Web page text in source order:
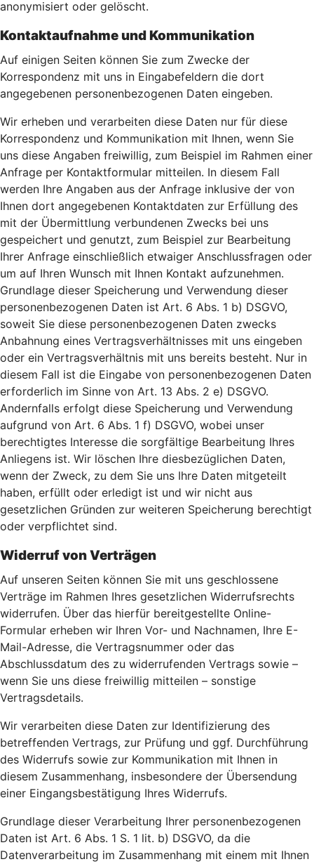
anonymisiert oder gelöscht.
Kontaktaufnahme und Kommunikation
Auf einigen Seiten können Sie zum Zwecke der
Korrespondenz mit uns in Eingabefeldern die dort
angegebenen personenbezogenen Daten eingeben.
Wir erheben und verarbeiten diese Daten nur für diese
Korrespondenz und Kommunikation mit Ihnen, wenn Sie
uns diese Angaben freiwillig, zum Beispiel im Rahmen einer
Anfrage per Kontaktformular mitteilen. In diesem Fall
werden Ihre Angaben aus der Anfrage inklusive der von
Ihnen dort angegebenen Kontaktdaten zur Erfüllung des
mit der Übermittlung verbundenen Zwecks bei uns
gespeichert und genutzt, zum Beispiel zur Bearbeitung
Ihrer Anfrage einschließlich etwaiger Anschlussfragen oder
um auf Ihren Wunsch mit Ihnen Kontakt aufzunehmen.
Grundlage dieser Speicherung und Verwendung dieser
personenbezogenen Daten ist Art. 6 Abs. 1 b) DSGVO,
soweit Sie diese personenbezogenen Daten zwecks
Anbahnung eines Vertragsverhältnisses mit uns eingeben
oder ein Vertragsverhältnis mit uns bereits besteht. Nur in
diesem Fall ist die Eingabe von personenbezogenen Daten
erforderlich im Sinne von Art. 13 Abs. 2 e) DSGVO.
Andernfalls erfolgt diese Speicherung und Verwendung
aufgrund von Art. 6 Abs. 1 f) DSGVO, wobei unser
berechtigtes Interesse die sorgfältige Bearbeitung Ihres
Anliegens ist. Wir löschen Ihre diesbezüglichen Daten,
wenn der Zweck, zu dem Sie uns Ihre Daten mitgeteilt
haben, erfüllt oder erledigt ist und wir nicht aus
gesetzlichen Gründen zur weiteren Speicherung berechtigt
oder verpflichtet sind.
Widerruf von Verträgen
Auf unseren Seiten können Sie mit uns geschlossene
Verträge im Rahmen Ihres gesetzlichen Widerrufsrechts
widerrufen. Über das hierfür bereitgestellte Online-
Formular erheben wir Ihren Vor- und Nachnamen, Ihre E-
Mail-Adresse, die Vertragsnummer oder das
Abschlussdatum des zu widerrufenden Vertrags sowie –
wenn Sie uns diese freiwillig mitteilen – sonstige
Vertragsdetails.
Wir verarbeiten diese Daten zur Identifizierung des
betreffenden Vertrags, zur Prüfung und ggf. Durchführung
des Widerrufs sowie zur Kommunikation mit Ihnen in
diesem Zusammenhang, insbesondere der Übersendung
einer Eingangsbestätigung Ihres Widerrufs.
Grundlage dieser Verarbeitung Ihrer personenbezogenen
Daten ist Art. 6 Abs. 1 S. 1 lit. b) DSGVO, da die
Datenverarbeitung im Zusammenhang mit einem mit Ihnen